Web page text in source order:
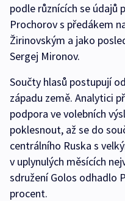
podle různících se údajů
Prochorov s předákem
Žirinovským a jako
Sergej Mironov.
Součty hlasů postupují
západu země. Analytici
podpora ve volebních
poklesnout, až se do
centrálního Ruska s
v uplynulých měsících
sdružení Golos odhadlo
procent.